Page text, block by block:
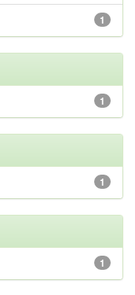
1
1
1
1